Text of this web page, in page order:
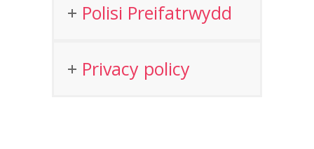
Polisi Preifatrwydd
Privacy policy